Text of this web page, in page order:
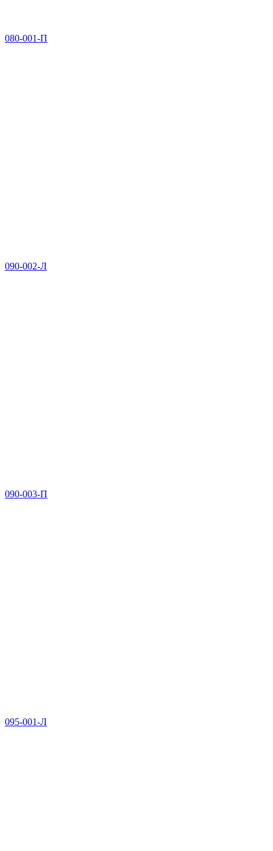
080-001-П
090-002-Л
090-003-П
095-001-Л